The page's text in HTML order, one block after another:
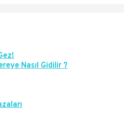
Nasıl Gidilir ?